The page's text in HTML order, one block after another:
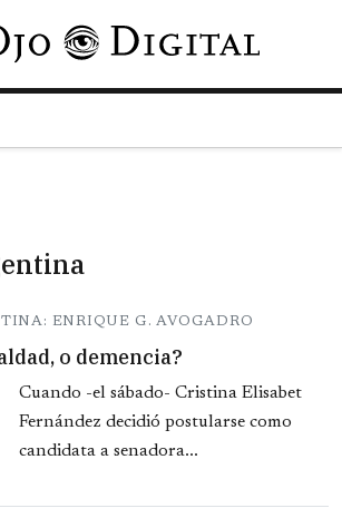
Pasar al contenido principal
ENRIQUE G. AVOGADRO
o demencia?
Cuando -el sábado- Cristina Elisabet
Fernández decidió postularse como
candidata a senadora...